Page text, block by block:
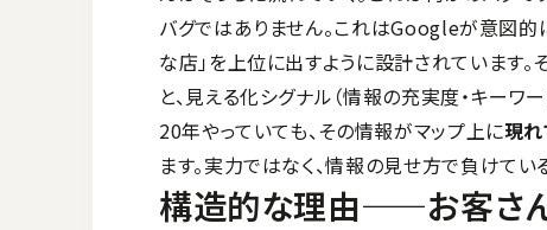
バグではありません。これはGoogleが意図的
な店」を上位に出すように設計されています。
と、見える化シグナル（情報の充実度・キーワー
20年やっていても、その情報がマップ上に現
ます。実力ではなく、情報の見せ方で負けてい
構造的な理由——お客さん